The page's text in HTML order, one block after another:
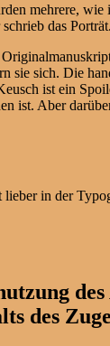
meh­re­re,
das
sie sich. Die
ist ein
ist. Aber
lie­ber in der
des